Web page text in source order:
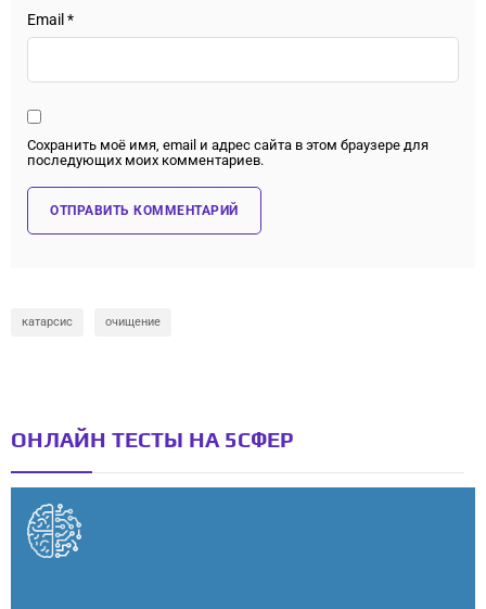
Email *
Сохранить моё имя, email и адрес сайта в этом браузере для
последующих моих комментариев.
катарсис очищение
ОНЛАЙН ТЕСТЫ НА 5СФЕР